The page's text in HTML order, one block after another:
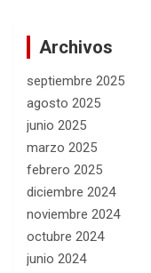
Archivos
septiembre 2025
agosto 2025
junio 2025
marzo 2025
febrero 2025
diciembre 2024
noviembre 2024
octubre 2024
junio 2024